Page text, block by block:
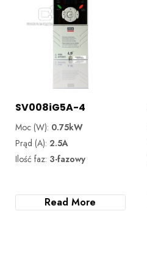
SV008iG5A-4
Moc (W): 0.75kW
Prąd (A): 2.5A
Ilość faz: 3-fazowy
Read More